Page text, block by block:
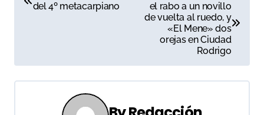
e
g
del 4º metacarpiano
el rabo a un novillo
de vuelta al ruedo, y
«El Mene» dos
orejas en Ciudad
Rodrigo